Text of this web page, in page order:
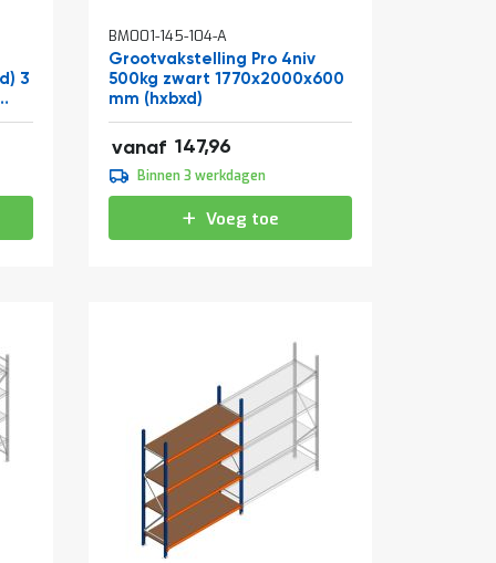
3
BM001-145-104-A
Grootvakstelling Pro 4niv
500kg zwart 1770x2000x600
mm (hxbxd)
vanaf 147,96
179,03
184,95
223,79
Binnen 3 werkdagen
Voeg toe